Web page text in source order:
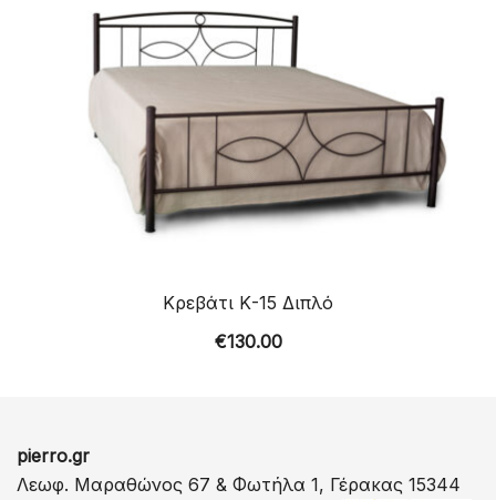
Κρεβάτι Κ-15 Διπλό
€130.00
pierro.gr
Λεωφ. Μαραθώνος 67 & Φωτήλα 1, Γέρακας 15344